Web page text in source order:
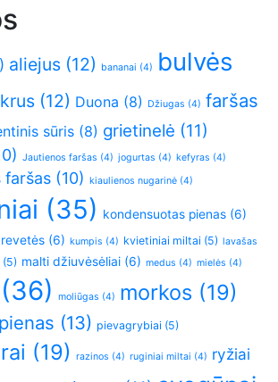
aliejus (12) bananai (4)
bulvės
(12) Duona (8) Džiugas (4) faršas
sūris (8) grietinelė (11)
Jautienos faršas (4) jogurtas (4) kefyras (4)
faršas (10) kiaulienos nugarinė (4)
(35) kondensuotas pienas (6)
(6) kumpis (4) kvietiniai miltai (5) lavašas
(5) malti džiuvėsėliai (6) medus (4) mielės (4)
(36) moliūgas (4) morkos (19)
pienas (13) pievagrybiai (5)
(19) razinos (4) ruginiai miltai (4) ryžiai